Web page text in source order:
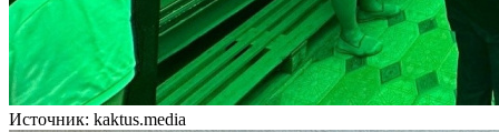
Источник: kaktus.media